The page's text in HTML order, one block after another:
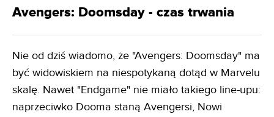
Avengers: Doomsday - czas trwania
Nie od dziś wiadomo, że "Avengers: Doomsday" ma
być widowiskiem na niespotykaną dotąd w Marvelu
skalę. Nawet "Endgame" nie miało takiego line-upu:
naprzeciwko Dooma staną Avengersi, Nowi